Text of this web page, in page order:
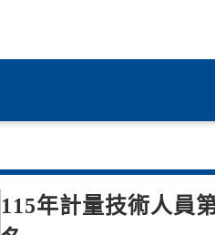
115年計量技術人員